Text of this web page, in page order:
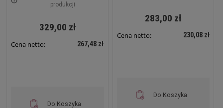
produkcji
329,00 zł
Cena netto: 267,48 zł
Do Koszyka
283,00 zł
Cena netto: 230,08 zł
Do Koszyka